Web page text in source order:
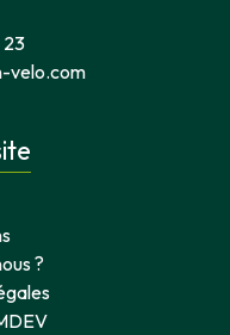
23
velo.com
?